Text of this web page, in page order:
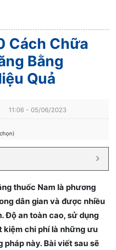
Cách Chữa
Bằng
Quả
11:06 - 05/06/2023
thuốc Nam là phương
dân gian và được nhiều
Độ an toàn cao, sử dụng
kiệm chi phí là những ưu
này. Bài viết sau sẽ